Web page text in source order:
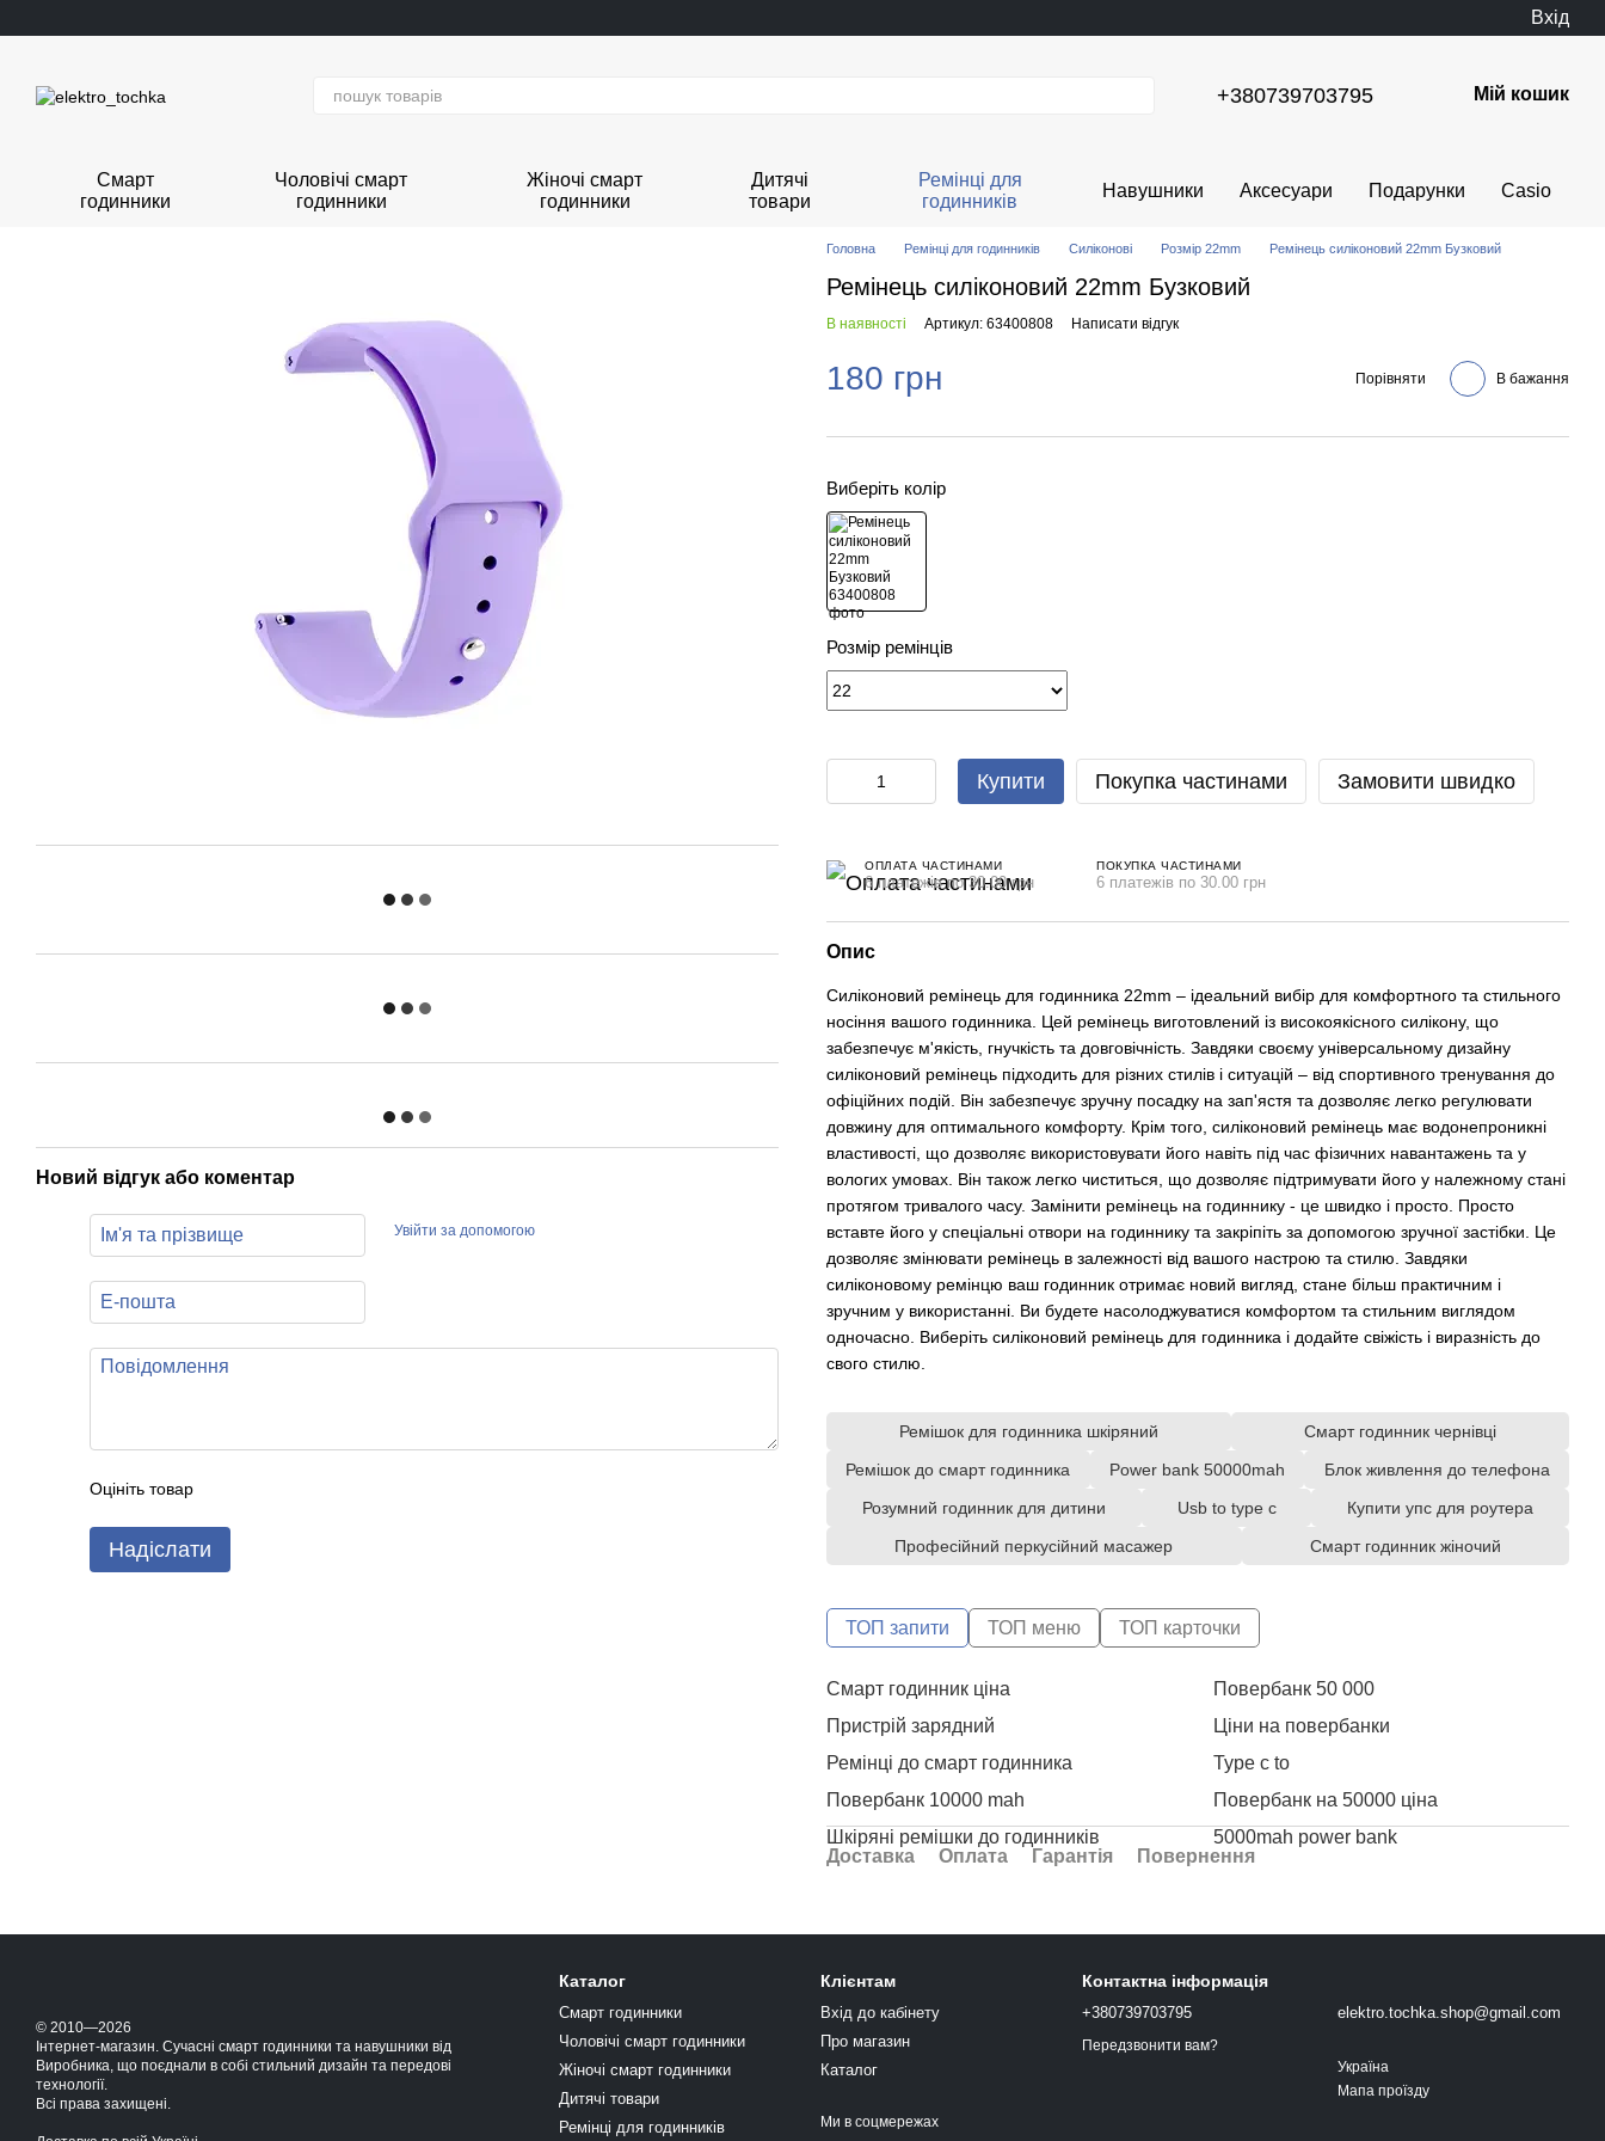
Вхід
+380739703795 Мій кошик
Смарт
годинники
Чоловічі смарт
годинники
Жіночі смарт
годинники
Дитячі
товари
Ремінці для
годинників
Навушники Аксесуари Подарунки Casio
Новий відгук або коментар
Увійти за допомогою
Оцініть товар
Надіслати
Головна Ремінці для годинників Силіконові Розмір 22mm Ремінець силіконовий 22mm Бузковий
Ремінець силіконовий 22mm Бузковий
В наявності Артикул: 63400808 Написати відгук
180 грн Порівняти В бажання
Виберіть колір
Розмір ремінців
Купити Покупка частинами Замовити швидко
ОПЛАТА ЧАСТИНАМИ
6 платежів по 30.00 грн
ПОКУПКА ЧАСТИНАМИ
6 платежів по 30.00 грн
Опис
Силіконовий ремінець для годинника 22mm – ідеальний вибір для комфортного та стильного
носіння вашого годинника. Цей ремінець виготовлений із високоякісного силікону, що
забезпечує м'якість, гнучкість та довговічність. Завдяки своєму універсальному дизайну
силіконовий ремінець підходить для різних стилів і ситуацій – від спортивного тренування до
офіційних подій. Він забезпечує зручну посадку на зап'ястя та дозволяє легко регулювати
довжину для оптимального комфорту. Крім того, силіконовий ремінець має водонепроникні
властивості, що дозволяє використовувати його навіть під час фізичних навантажень та у
вологих умовах. Він також легко чиститься, що дозволяє підтримувати його у належному стані
протягом тривалого часу. Замінити ремінець на годиннику - це швидко і просто. Просто
вставте його у спеціальні отвори на годиннику та закріпіть за допомогою зручної застібки. Це
дозволяє змінювати ремінець в залежності від вашого настрою та стилю. Завдяки
силіконовому ремінцю ваш годинник отримає новий вигляд, стане більш практичним і
зручним у використанні. Ви будете насолоджуватися комфортом та стильним виглядом
одночасно. Виберіть силіконовий ремінець для годинника і додайте свіжість і виразність до
свого стилю.
Ремішок для годинника шкіряний
Смарт годинник чернівці
Ремішок до смарт годинника
Power bank 50000mah
Блок живлення до телефона
Розумний годинник для дитини
Usb to type c
Купити упс для роутера
Професійний перкусійний масажер
Смарт годинник жіночий
ТОП запити ТОП меню ТОП карточки
Смарт годинник ціна
Повербанк 50 000
Пристрій зарядний
Ціни на повербанки
Ремінці до смарт годинника
Type c to
Повербанк 10000 mah
Повербанк на 50000 ціна
Шкіряні ремішки до годинників
5000mah power bank
Купити power bank 50000mah
Купити годинник жіночий смарт
Зарядні пристрої
Повербанк 10000mah
Купити дитячий смарт годинник
Повербанк 10 000
Доставка Оплата Гарантія Повернення
© 2010—2026
Інтернет-магазин. Сучасні смарт годинники та навушники від
Виробника, що поєднали в собі стильний дизайн та передові
технології.
Всі права захищені.
Каталог
Смарт годинники
Чоловічі смарт годинники
Жіночі смарт годинники
Дитячі товари
Ремінці для годинників
Клієнтам
Вхід до кабінету
Про магазин
Каталог
Ми в соцмережах
Контактна інформація
+380739703795
Передзвонити вам?
elektro.tochka.shop@gmail.com
Україна
Мапа проїзду